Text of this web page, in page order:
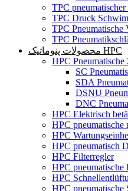
TPC
TPC Druck
TPC Pneumatische
TPC
محصولات پنوماتیک HPC
HPC
SC
SDA
DSNU
DNC
HPC Elektrisch
HPC pneumatische
HPC
HPC pneumatisch
HPC Filterregler
HPC
HPC
HPC pneumatische